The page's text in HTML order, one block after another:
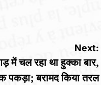
Next:
चल रहा था हुक्का बार,
पकड़ा; बरामद किया तरल